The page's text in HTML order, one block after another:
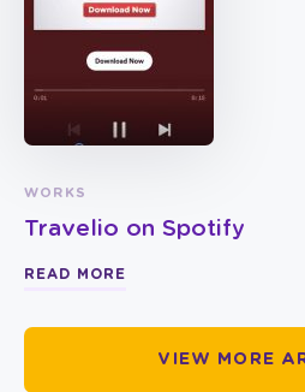
WORKS
Travelio on Spotify
READ MORE
VIEW MORE